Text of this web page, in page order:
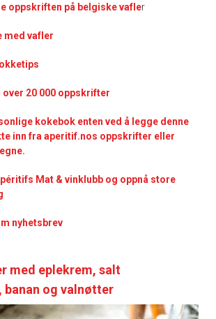
oppskriften på belgiske vafler
med vafler
over 20 000 oppskrifter
kokebok enten ved å legge denne
inn fra aperitif.nos oppskrifter eller
Mat & vinklubb og oppnå store
nyhetsbrev
med eplekrem, salt
banan og valnøtter